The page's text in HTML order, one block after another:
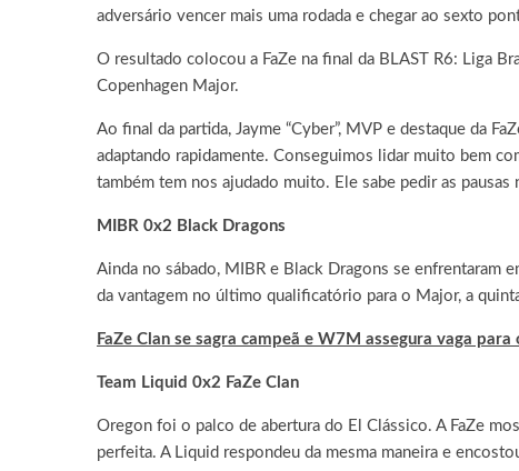
adversário vencer mais uma rodada e chegar ao sexto
O resultado colocou a FaZe na final da BLAST R6: Liga
Copenhagen Major.
Ao final da partida, Jayme “Cyber”, MVP e destaque da
adaptando rapidamente. Conseguimos lidar muito bem
também tem nos ajudado muito. Ele sabe pedir as
MIBR 0x2 Black Dragons
Ainda no sábado, MIBR e Black Dragons se enfrentaram
da vantagem no último qualificatório para o Major, a
FaZe Clan se sagra campeã e W7M assegura vaga
Team Liquid 0x2 FaZe Clan
Oregon foi o palco de abertura do El Clássico. A FaZe
perfeita. A Liquid respondeu da mesma maneira e